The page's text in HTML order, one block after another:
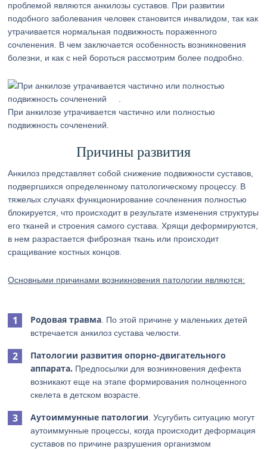
проблемой являются анкилозы суставов. При развитии
подобного заболевания человек становится инвалидом, так как
утрачивается нормальная подвижность пораженного
сочленения. В чем заключается особенность возникновения
болезни, и как с ней бороться рассмотрим более подробно.
При анкилозе утрачивается частично или полностью
подвижность сочленений.
Причины развития
Анкилоз представляет собой снижение подвижности суставов,
подвергшихся определенному патологическому процессу. В
тяжелых случаях функционирование сочленения полностью
блокируется, что происходит в результате изменения структуры
его тканей и строения самого сустава. Хрящи деформируются,
в нем разрастается фиброзная ткань или происходит
сращивание костных концов.
Основными причинами возникновения патологии являются:
Родовая травма . По этой причине у маленьких детей
встречается анкилоз сустава челюсти.
Патологии развития опорно-двигательного
аппарата. Предпосылки для возникновения дефекта
возникают еще на этапе формирования полноценного
скелета в детском возрасте.
Аутоиммунные патологии . Усугубить ситуацию могут
аутоиммунные процессы, когда происходит деформация
суставов по причине разрушения организмом